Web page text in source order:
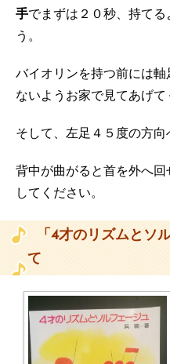
手でまずは２０秒、持て
う。
バイオリンを持つ前には
ないようお家で見てあげて
そして、左足４５度の方向
背中が曲がると首を外へ
してください。
「4才のリズムとソ
て